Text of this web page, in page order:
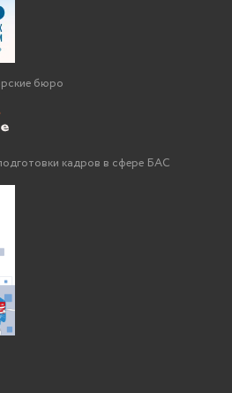
бюро
кадров в сфере БАС